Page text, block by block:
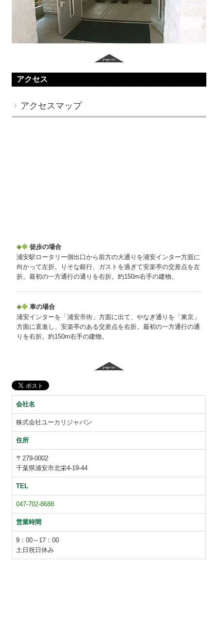
アクセス
アクセスマップ
◆◆徒歩の場合
浦安駅ロータリー側出口から前方の大通りを浦安インター方面に
向かって左折。りそな銀行、ガストを過ぎて安楽亭の交差点を左
折。最初の一方通行の通りを右折。約150m右手の建物。
◆◆車の場合
浦安インターを「浦安市街」方面に出て、やなぎ通りを「東京」
方面に直進し、安楽亭のある交差点を右折。最初の一方通行の通
りを右折。約150m右手の建物。
会社名
株式会社ユーカリジャパン
住所
〒279-0002
千葉県浦安市北栄4-19-44
TEL
047-702-8688
営業時間
9：00～17：00
土日祝日休み